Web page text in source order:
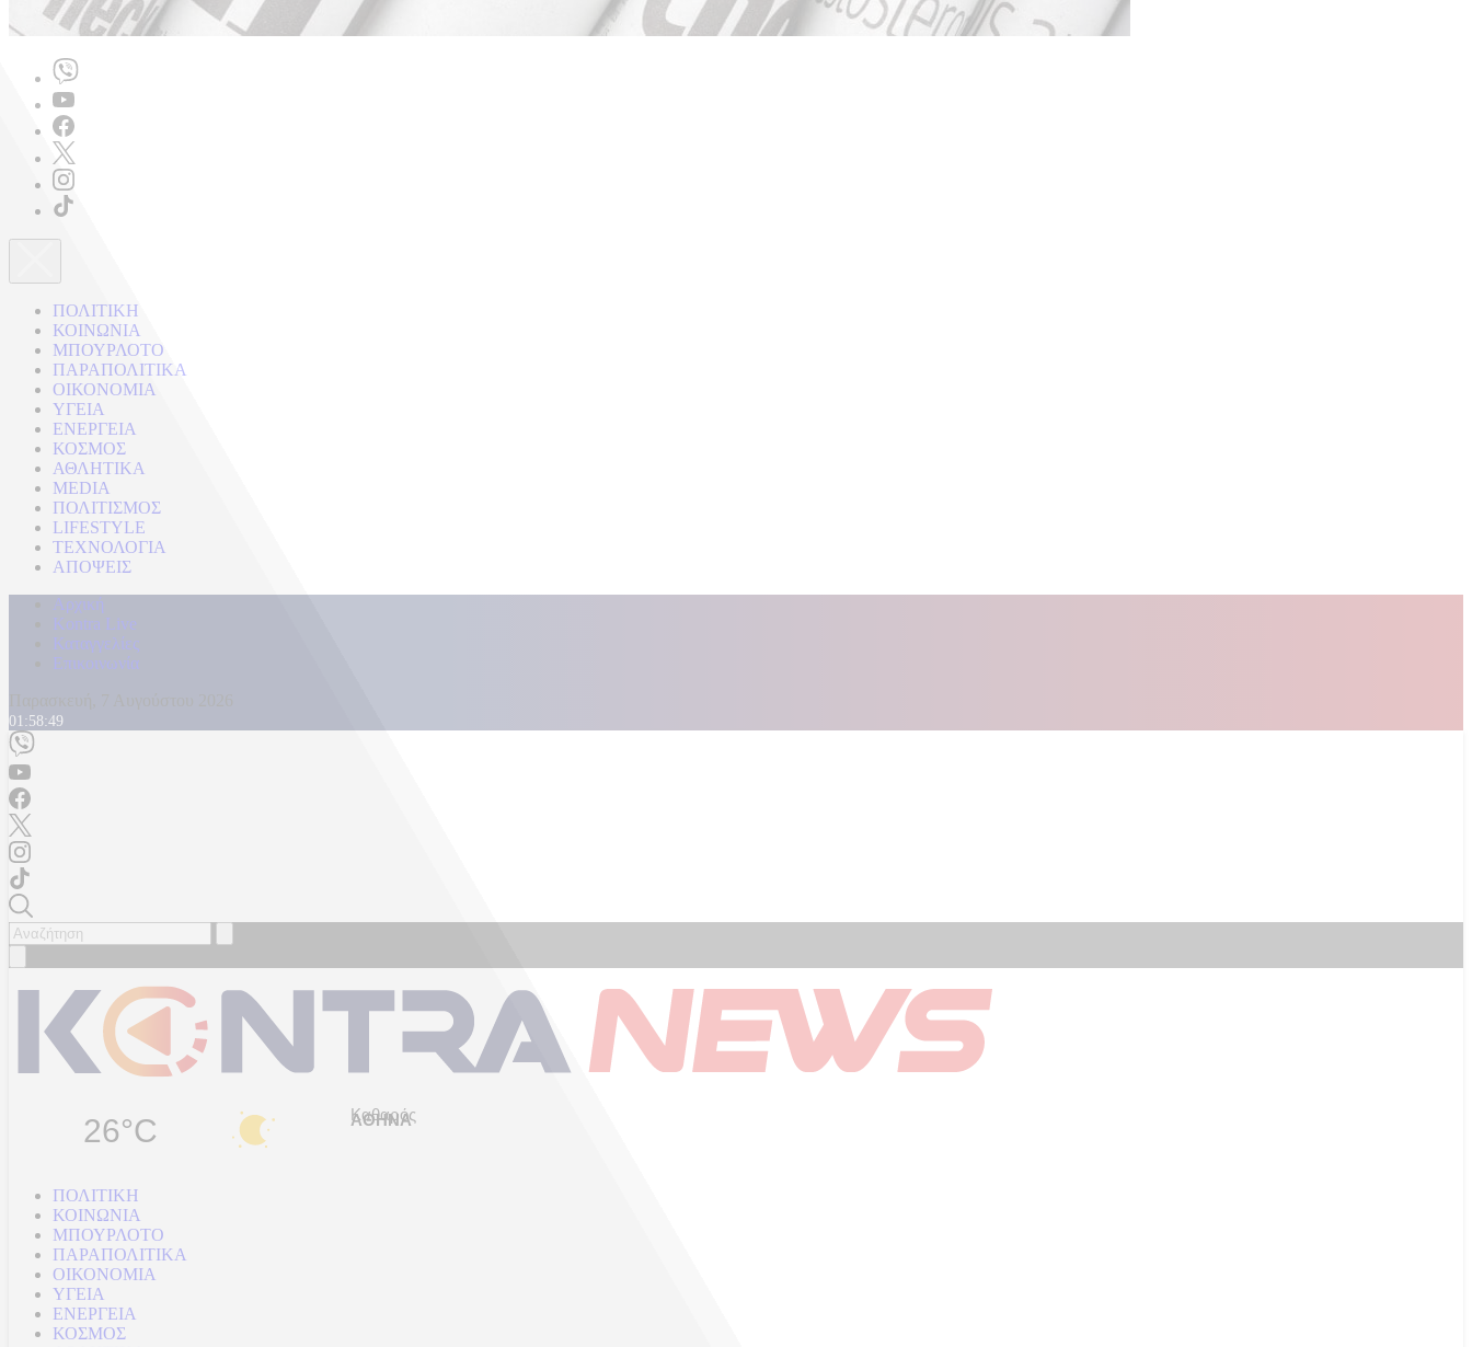
ΠΟΛΙΤΙΚΗ
ΚΟΙΝΩΝΙΑ
ΜΠΟΥΡΛΟΤΟ
ΠΑΡΑΠΟΛΙΤΙΚΑ
ΟΙΚΟΝΟΜΙΑ
ΥΓΕΙΑ
ΕΝΕΡΓΕΙΑ
ΚΟΣΜΟΣ
ΑΘΛΗΤΙΚΑ
MEDIA
ΠΟΛΙΤΙΣΜΟΣ
LIFESTYLE
ΤΕΧΝΟΛΟΓΙΑ
ΑΠΟΨΕΙΣ
Αρχική
Kontra Live
Καταγγελίες
Επικοινωνία
01:58:52
26°C Καθαρός
ΠΟΛΙΤΙΚΗ
ΚΟΙΝΩΝΙΑ
ΜΠΟΥΡΛΟΤΟ
ΠΑΡΑΠΟΛΙΤΙΚΑ
ΟΙΚΟΝΟΜΙΑ
ΥΓΕΙΑ
ΕΝΕΡΓΕΙΑ
ΚΟΣΜΟΣ